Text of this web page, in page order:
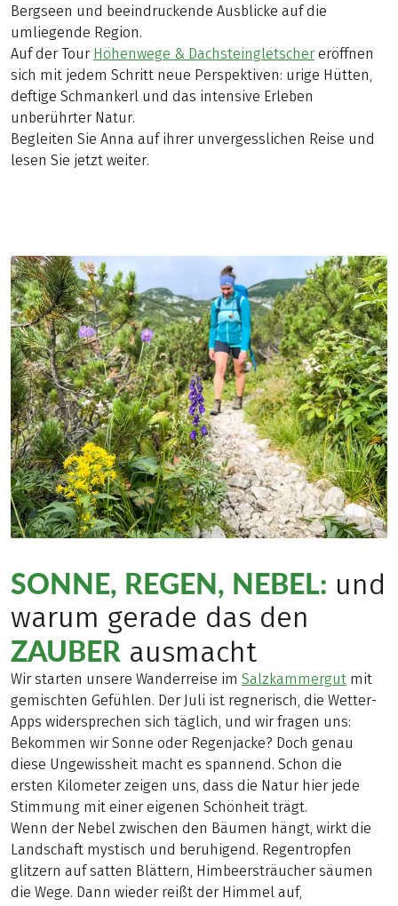
Bergseen und beeindruckende Ausblicke auf die
umliegende Region.
Auf der Tour Höhenwege & Dachsteingletscher eröffnen
sich mit jedem Schritt neue Perspektiven: urige Hütten,
deftige Schmankerl und das intensive Erleben
unberührter Natur.
Begleiten Sie Anna auf ihrer unvergesslichen Reise und
lesen Sie jetzt weiter.
SONNE, REGEN, NEBEL: und
warum gerade das den
ZAUBER ausmacht
Wir starten unsere Wanderreise im Salzkammergut mit
gemischten Gefühlen. Der Juli ist regnerisch, die Wetter-
Apps widersprechen sich täglich, und wir fragen uns:
Bekommen wir Sonne oder Regenjacke? Doch genau
diese Ungewissheit macht es spannend. Schon die
ersten Kilometer zeigen uns, dass die Natur hier jede
Stimmung mit einer eigenen Schönheit trägt.
Wenn der Nebel zwischen den Bäumen hängt, wirkt die
Landschaft mystisch und beruhigend. Regentropfen
glitzern auf satten Blättern, Himbeersträucher säumen
die Wege. Dann wieder reißt der Himmel auf,